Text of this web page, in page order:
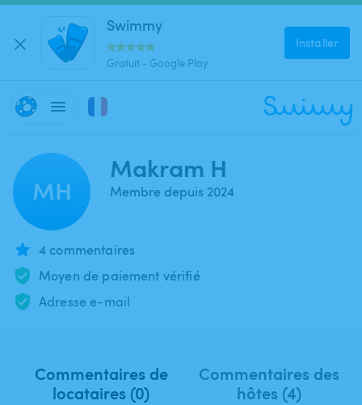
Swimmy
Gratuit - Google Play
Installer
MH
Makram H
Membre depuis 2024
4 commentaires
Moyen de paiement vérifié
Adresse e-mail
Commentaires de
locataires (0)
Commentaires des
hôtes (4)